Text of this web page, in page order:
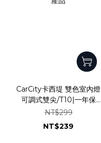
CarCity卡西堤 雙色室內燈
可調式雙尖/T10|一年保
固|28~41全通用|1860大
功率芯片|智能恆流驅動|台
灣專利產品
NT$299
NT$239